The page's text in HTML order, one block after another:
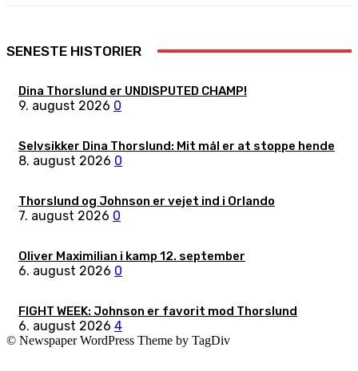
SENESTE HISTORIER
Dina Thorslund er UNDISPUTED CHAMP!
9. august 2026 0
Selvsikker Dina Thorslund: Mit mål er at stoppe hende
8. august 2026 0
Thorslund og Johnson er vejet ind i Orlando
7. august 2026 0
Oliver Maximilian i kamp 12. september
6. august 2026 0
FIGHT WEEK: Johnson er favorit mod Thorslund
6. august 2026 4
© Newspaper WordPress Theme by TagDiv